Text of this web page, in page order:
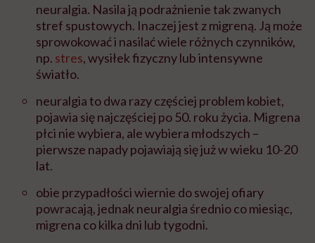
neuralgia. Nasila ją podrażnienie tak zwanych
stref spustowych. Inaczej jest z migreną. Ją może
sprowokować i nasilać wiele różnych czynników,
np. stres, wysiłek fizyczny lub intensywne
światło.
neuralgia to dwa razy częściej problem kobiet,
pojawia się najczęściej po 50. roku życia. Migrena
płci nie wybiera, ale wybiera młodszych –
pierwsze napady pojawiają się już w wieku 10-20
lat.
obie przypadłości wiernie do swojej ofiary
powracają, jednak neuralgia średnio co miesiąc,
migrena co kilka dni lub tygodni.